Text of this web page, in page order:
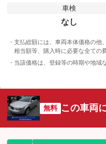
車検
なし
支払総額には、車両本体価格の他
相当額等、購入時に必要な全ての
当該価格は、登録等の時期や地域
無料 この車両